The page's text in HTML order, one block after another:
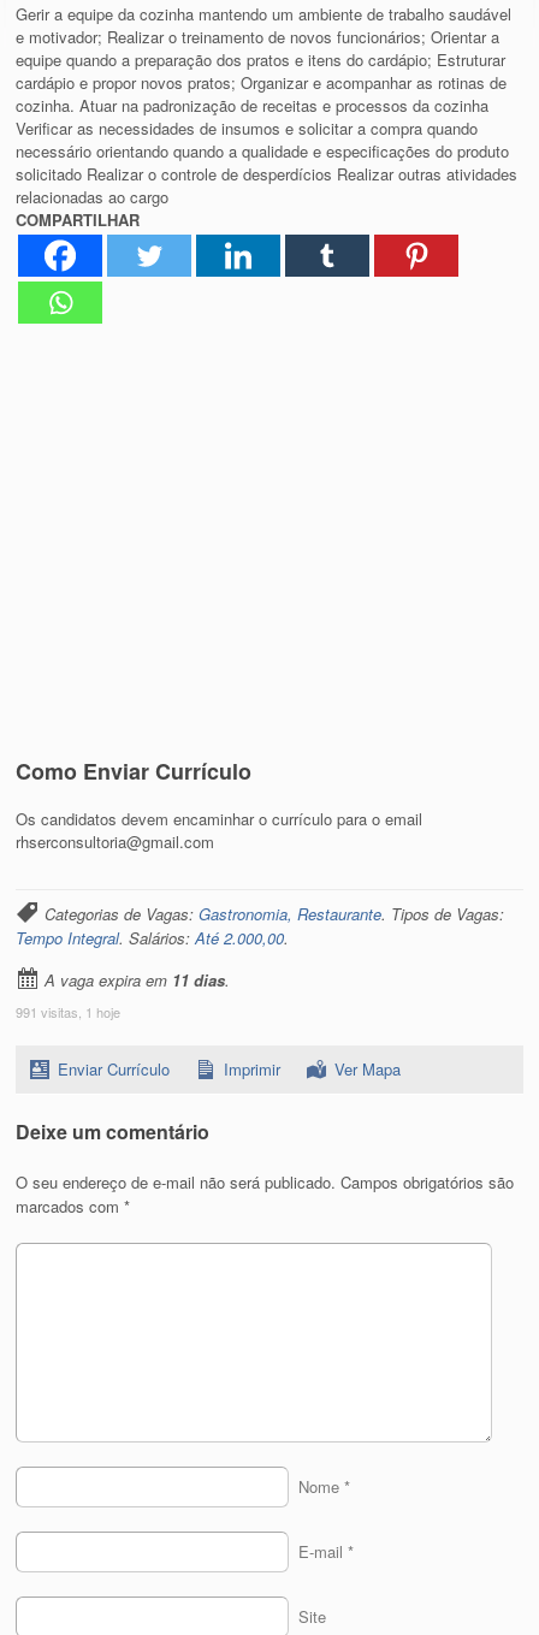
Gerir a equipe da cozinha mantendo um ambiente de trabalho saudável
e motivador; Realizar o treinamento de novos funcionários; Orientar a
equipe quando a preparação dos pratos e itens do cardápio; Estruturar
cardápio e propor novos pratos; Organizar e acompanhar as rotinas de
cozinha. Atuar na padronização de receitas e processos da cozinha
Verificar as necessidades de insumos e solicitar a compra quando
necessário orientando quando a qualidade e especificações do produto
solicitado Realizar o controle de desperdícios Realizar outras atividades
relacionadas ao cargo
COMPARTILHAR
Como Enviar Currículo
Os candidatos devem encaminhar o currículo para o email
rhserconsultoria@gmail.com
Categorias de Vagas:Gastronomia, Restaurante. Tipos de Vagas:
Tempo Integral. Salários:Até 2.000,00.
A vaga expira em 11 dias.
991 visitas, 1 hoje
Enviar Currículo Imprimir Ver Mapa
Deixe um comentário
O seu endereço de e-mail não será publicado. Campos obrigatórios são
marcados com*
Nome *
E-mail *
Site